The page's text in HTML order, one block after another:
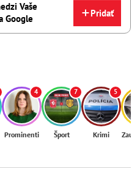
Vaše
Google
Pridať
4
Prominenti
7
Šport
5
Krimi